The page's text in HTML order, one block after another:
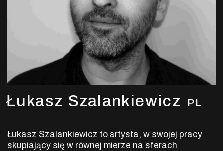
Łukasz Szalankiewicz PL
Łukasz Szalankiewicz to artysta, w swojej pracy
skupiający się w równej mierze na sferach